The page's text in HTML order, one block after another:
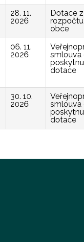
28. 11.
2026
Dotace z
rozpočtu
obce
06. 11.
2026
smlouva
dotace
30. 10.
2026
smlouva
dotace